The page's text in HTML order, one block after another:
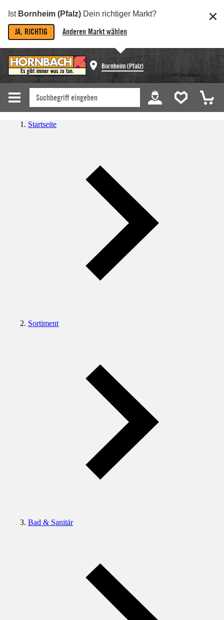
Ist Bornheim (Pfalz) Dein richtiger Markt?
JA, RICHTIG Anderen Markt wählen
Bornheim (Pfalz)
Startseite
Sortiment
Bad & Sanitär